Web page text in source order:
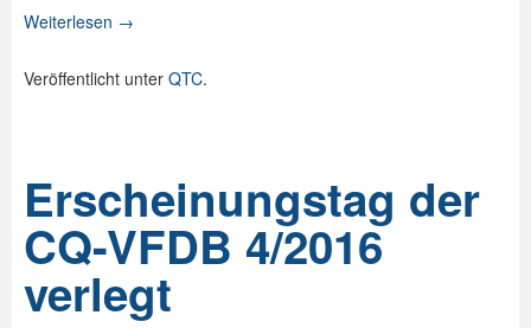
Weiterlesen →
Veröffentlicht unter QTC.
Erscheinungstag der
CQ-VFDB 4/2016
verlegt